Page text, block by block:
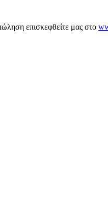
επισκεφθείτε μας στο